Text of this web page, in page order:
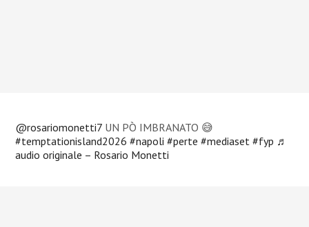
@rosariomonetti7 UN PÒ IMBRANATO 😅
#temptationisland2026 #napoli #perte #mediaset #fyp ♬
audio originale – Rosario Monetti